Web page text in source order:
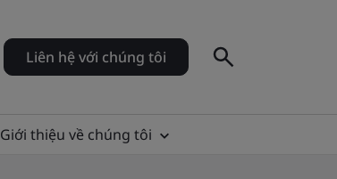
Liên hệ với chúng tôi
Giới thiệu về chúng tôi